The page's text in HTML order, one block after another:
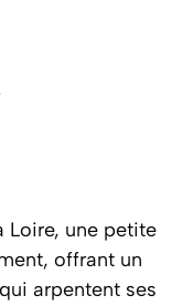
une petite
offrant un
arpentent ses